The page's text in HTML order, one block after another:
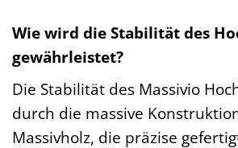
Wie wird die Stabilität des
gewährleistet?
Die Stabilität des Massivio
durch die massive
Massivholz, die präzise